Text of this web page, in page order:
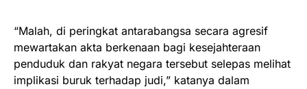
“Malah, di peringkat antarabangsa secara agresif
mewartakan akta berkenaan bagi kesejahteraan
penduduk dan rakyat negara tersebut selepas melihat
implikasi buruk terhadap judi,” katanya dalam